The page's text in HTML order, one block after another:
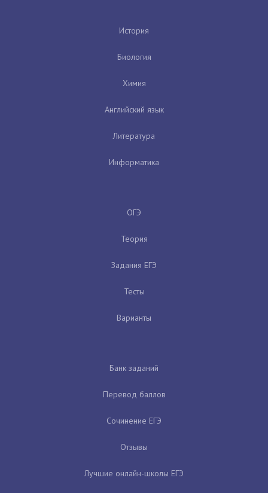
История
Биология
Химия
Английский язык
Литература
Информатика
ОГЭ
Теория
Задания ЕГЭ
Тесты
Варианты
Банк заданий
Перевод баллов
Сочинение ЕГЭ
Отзывы
Лучшие онлайн-школы ЕГЭ